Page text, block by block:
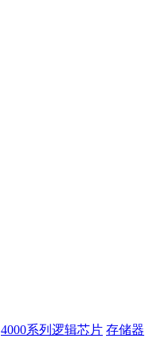
4000系列逻辑芯片 存储器